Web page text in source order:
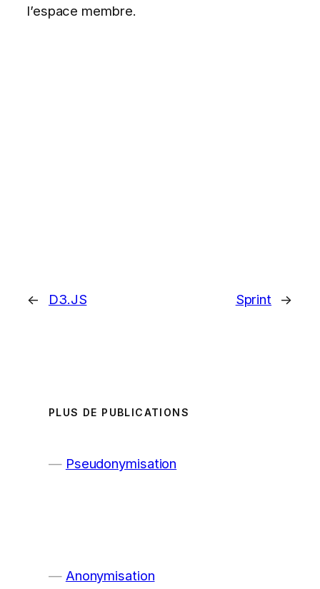
l’espace membre.
← D3.JS Sprint →
PLUS DE PUBLICATIONS
Pseudonymisation
Anonymisation